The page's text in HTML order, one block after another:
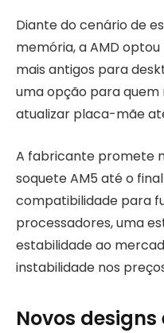
Diante do cenário de
memória, a AMD
mais antigos para
uma opção para quem
atualizar placa-mãe
A fabricante promete
soquete AM5 até o
compatibilidade para
processadores, uma
estabilidade ao
instabilidade nos
Novos designs